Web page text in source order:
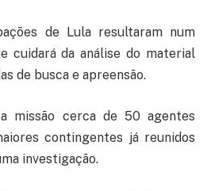
de Lula resultaram num
cuidará da análise do material
de busca e apreensão.
missão cerca de 50 agentes
contingentes já reunidos
investigação.